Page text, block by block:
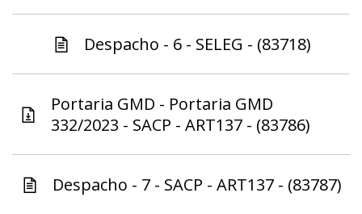
Despacho - 6 - SELEG - (83718)
Portaria GMD - Portaria GMD
332/2023 - SACP - ART137 - (83786)
Despacho - 7 - SACP - ART137 - (83787)